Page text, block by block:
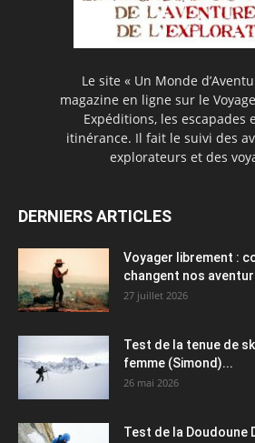
Le site « Un Monde
magazine en ligne sur le
Expéditions, les escapades
itinérance. Il fait le suivi des
explorateurs et des
DERNIERS ARTICLES
Voyager librement :
changent nos
27 juillet 2026
Test de la tenue de
femme (Simond)...
26 mai 2026
Test de la Doudoune